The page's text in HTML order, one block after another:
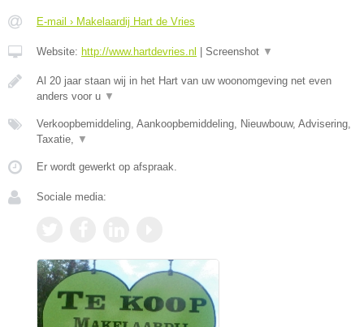
E-mail › Makelaardij Hart de Vries
Website: http://www.hartdevries.nl | Screenshot ▼
Al 20 jaar staan wij in het Hart van uw woonomgeving net even
anders voor u ▼
Verkoopbemiddeling, Aankoopbemiddeling, Nieuwbouw, Advisering,
Taxatie,
▼
Er wordt gewerkt op afspraak.
Sociale media: